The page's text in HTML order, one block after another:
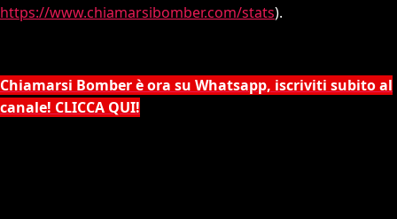
https://www.chiamarsibomber.com/stats).
Chiamarsi Bomber è ora su Whatsapp, iscriviti subito al
canale! CLICCA QUI!